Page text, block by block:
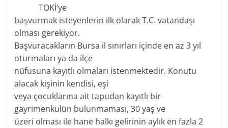
TOKİ’ye
başvurmak isteyenlerin ilk olarak T.C. vatandaşı
olması gerekiyor.
Başvuracakların Bursa il sınırları içinde en az 3 yıl
oturmaları ya da ilçe
nüfusuna kayıtlı olmaları istenmektedir. Konutu
alacak kişinin kendisi, eşi
veya çocuklarına ait tapudan kayıtlı bir
gayrimenkulün bulunmaması, 30 yaş ve
üzeri olması ile hane halkı gelirinin aylık en fazla 2